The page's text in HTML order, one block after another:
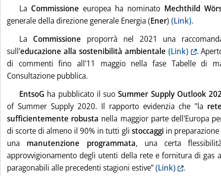
La Commissione europea ha nominato Mechthild
generale della direzione generale Energia (Ener) (Link).
La Commissione proporrà nel 2021 una
sull'educazione alla sostenibilità ambientale (Link)
.
di commenti fino all'11 maggio nella fase Tabelle di
Consultazione pubblica.
EntsoG ha pubblicato il suoSummer Supply Outlook
of Summer Supply 2020. Il rapporto evidenzia che "la
sufficientemente robusta nella maggior parte dell'Europa
di scorte di almeno il 90% in tutti gli stoccaggi in
una manutenzione programmata, una certa
approvvigionamento degli utenti della rete e fornitura di gas
paragonabili alle precedenti stagioni estive”(Link)
.